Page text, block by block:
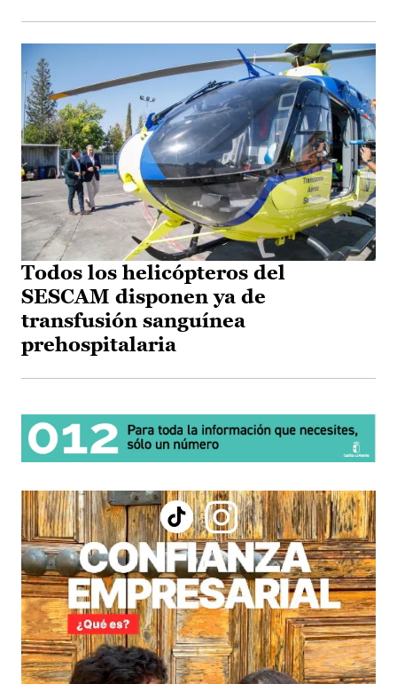
Todos los helicópteros del
SESCAM disponen ya de
transfusión sanguínea
prehospitalaria